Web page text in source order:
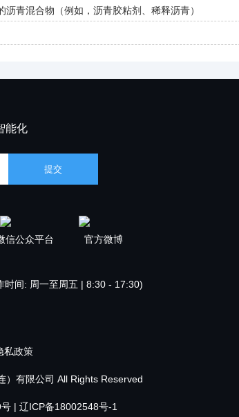
青混合物（例如，沥青胶粘剂、稀释沥青）
能化
信公众平台 官方微博
时间: 周一至周五 | 8:30 - 17:30)
私政策
有限公司 All Rights Reserved
| 辽ICP备18002548号-1